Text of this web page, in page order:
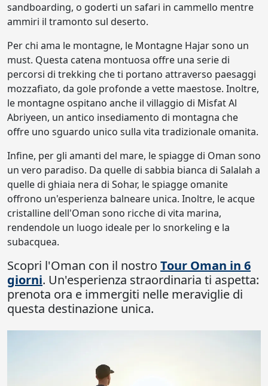
sandboarding, o goderti un safari in cammello mentre
ammiri il tramonto sul deserto.
Per chi ama le montagne, le Montagne Hajar sono un
must. Questa catena montuosa offre una serie di
percorsi di trekking che ti portano attraverso paesaggi
mozzafiato, da gole profonde a vette maestose. Inoltre,
le montagne ospitano anche il villaggio di Misfat Al
Abriyeen, un antico insediamento di montagna che
offre uno sguardo unico sulla vita tradizionale omanita.
Infine, per gli amanti del mare, le spiagge di Oman sono
un vero paradiso. Da quelle di sabbia bianca di Salalah a
quelle di ghiaia nera di Sohar, le spiagge omanite
offrono un'esperienza balneare unica. Inoltre, le acque
cristalline dell'Oman sono ricche di vita marina,
rendendole un luogo ideale per lo snorkeling e la
subacquea.
Scopri l'Oman con il nostro Tour Oman in 6
giorni. Un'esperienza straordinaria ti aspetta:
prenota ora e immergiti nelle meraviglie di
questa destinazione unica.